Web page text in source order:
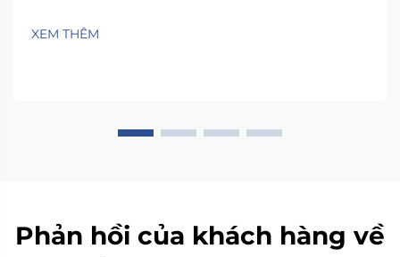
khi lên xuống ghế xe hơi thông thường. Không gian
bên trong hầu hết các phương tiện quá chật hẹp,
XEM THÊM
Phản hồi của khách hàng về